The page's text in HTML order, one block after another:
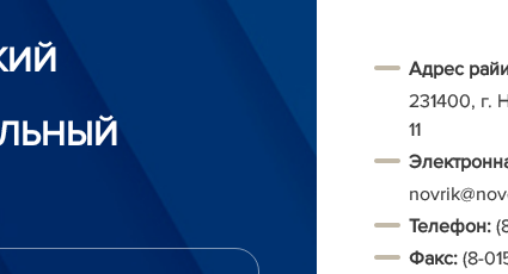
Адрес
231400, г.
11
Телефон:
Факс: (8-